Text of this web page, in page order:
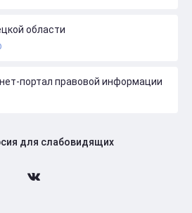
области
портал правовой информации
для слабовидящих